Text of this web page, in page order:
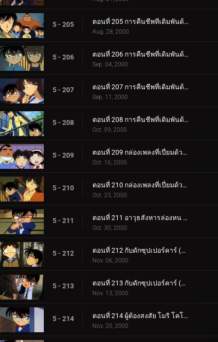
5 - 205 ตอนที่ 205 การคืนชีพทีเดิมพันด้วยชีวิต (ทางเลือกที่ 3)
Aug. 28, 2000
5 - 206 ตอนที่ 206 การคืนชีพที่เดิมพันด้วยชีวิต (อัศวินชุดดำ)
Sep. 04, 2000
5 - 207 ตอนที่ 207 การคืนชีพที่เดิมพันด้วยชีวิต (ชินอิจิที่กลับมา)
Sep. 11, 2000
5 - 208 ตอนที่ 208 การคืนชีพที่เดิมพันด้วยชีวิต (สถานที่แห่งคำมั่นสัญญา)
Oct. 09, 2000
5 - 209 ตอนที่ 209 กล่องเพลงที่เปี่ยมด้วยความหมาย (ตอนแรก)
Oct. 16, 2000
5 - 210 ตอนที่ 210 กล่องเพลงที่เปี่ยมด้วยความหมาย (ตอนจบ)
Oct. 23, 2000
5 - 211 ตอนที่ 211 อาวุธสังหารล่องหน การสันนิษฐานครั้งแรกของรัน
Oct. 30, 2000
5 - 212 ตอนที่ 212 กับดักซุปเปอร์คาร์ (ตอนแรก)
Nov. 06, 2000
5 - 213 ตอนที่ 213 กับดักซุปเปอร์คาร์ (ตอนจบ)
Nov. 13, 2000
5 - 214 ตอนที่ 214 ผู้ต้องสงสัย โมริ โคโกโร่ (ตอนแรก)
Nov. 20, 2000